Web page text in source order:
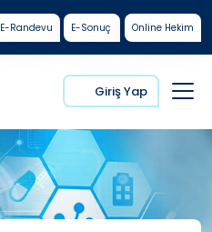
E-Randevu E-Sonuç Online Hekim
Giriş Yap